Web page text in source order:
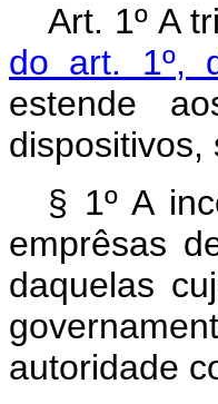
Art. 1º A
do art. 1º,
estende
dispositivos,
§ 1º A
emprêsas
daquelas
autoridade